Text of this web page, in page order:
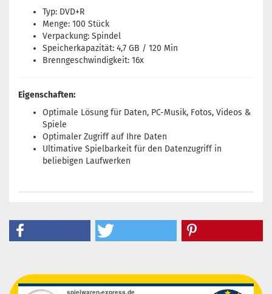
Typ: DVD+R
Menge: 100 Stück
Verpackung: Spindel
Speicherkapazität: 4,7 GB / 120 Min
Brenngeschwindigkeit: 16x
Eigenschaften:
Optimale Lösung für Daten, PC-Musik, Fotos, Videos &
Spiele
Optimaler Zugriff auf Ihre Daten
Ultimative Spielbarkeit für den Datenzugriff in
beliebigen Laufwerken